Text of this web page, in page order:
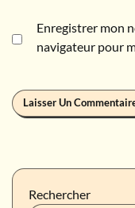
Enregistrer mon
navigateur pour
Rechercher